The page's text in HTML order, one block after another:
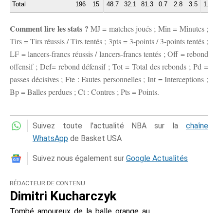
Total 196 15 48.7 32.1 81.3 0.7 2.8 3.5 1.1
Comment lire les stats ? MJ = matches joués ; Min = Minutes ;
Tirs = Tirs réussis / Tirs tentés ; 3pts = 3-points / 3-points tentés ;
LF = lancers-francs réussis / lancers-francs tentés ; Off = rebond
offensif ; Def= rebond défensif ; Tot = Total des rebonds ; Pd =
passes décisives ; Fte : Fautes personnelles ; Int = Interceptions ;
Bp = Balles perdues ; Ct : Contres ; Pts = Points.
Suivez toute l'actualité NBA sur la chaîne
WhatsApp de Basket USA
Suivez nous également sur Google Actualités
RÉDACTEUR DE CONTENU
Dimitri Kucharczyk